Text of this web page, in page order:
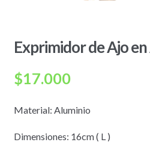
Exprimidor de Ajo
$17.000
Material: Aluminio
Dimensiones: 16cm ( L )